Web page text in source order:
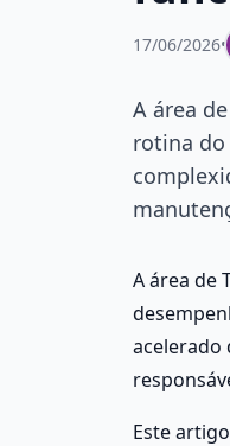
17/06/2026•
A área
rotina do
A área de
acelerado
Este